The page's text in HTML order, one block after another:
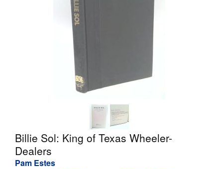
Antiquarische Bücher
Kunst & Sammlerstücke
SCHLIESSEN
Billie Sol: King of Texas Wheeler-
Dealers
Pam Estes